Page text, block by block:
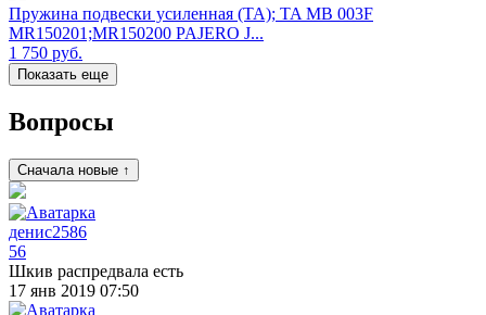
Пружина подвески усиленная (TA); TA MB 003F
MR150201;MR150200 PAJERO J...
1 750 руб.
Показать еще
Вопросы
Сначала новые ↑
денис2586
56
Шкив распредвала есть
17 янв 2019 07:50